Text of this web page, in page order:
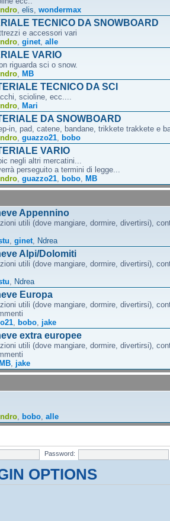
elis wondermax
TECNICO DA SNOWBOARD
e accessori vari
ginet alle
VARIO
riguarda sci o snow.
MB
TECNICO DA SCI
scioline, ecc....
Mari
DA SNOWBOARD
in, pad, catene, bandane, trikkete trakkete e
guazzo21 bobo
VARIO
negli altri mercatini...
perseguito a termini di legge...
guazzo21 bobo MB
Appennino
utili (dove mangiare, dormire, divertirsi),
ginet Ndrea
Alpi/Dolomiti
utili (dove mangiare, dormire, divertirsi),
Ndrea
Europa
utili (dove mangiare, dormire, divertirsi),
bobo jake
extra europee
utili (dove mangiare, dormire, divertirsi),
jake
bobo alle
Password:
OPTIONS